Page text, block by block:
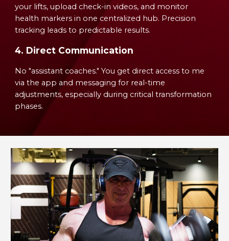
your lifts, upload check-in videos, and monitor
health markers in one centralized hub. Precision
tracking leads to predictable results.
4. Direct Communication
No "assistant coaches." You get direct access to me
via the app and messaging for real-time
adjustments, especially during critical transformation
phases.